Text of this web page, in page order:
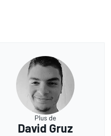
Plus de
David Gruz